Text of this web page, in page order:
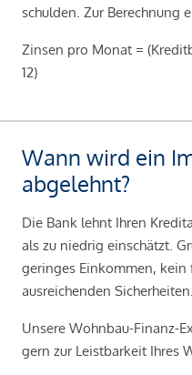
schulden. Zur Berechnung
Zinsen pro Monat =
12)
Wann wird ein
abgelehnt?
Die Bank lehnt Ihren
als zu niedrig einschätzt.
geringes Einkommen,
ausreichenden Sicherheiten.
Unsere Wohnbau-Finanz-
gern zur Leistbarkeit Ihres